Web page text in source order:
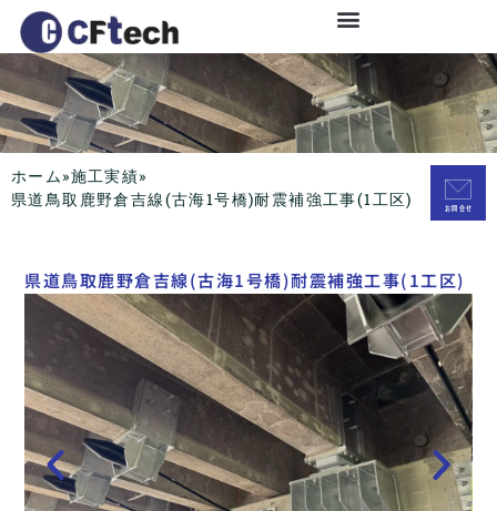
ホーム»施工実績»
県道鳥取鹿野倉吉線(古海1号橋)耐震補強工事(1工区)
県道鳥取鹿野倉吉線(古海1号橋)耐震補強工事(1工区)